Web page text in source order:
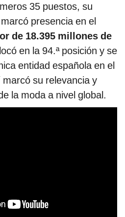
35 puestos, su
marcó presencia en el
de 18.395 millones de
en la 94.ª posición y se
entidad española en el
su relevancia y
la moda a nivel global.